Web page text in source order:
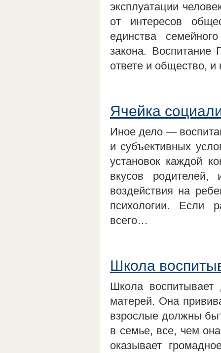
эксплуатации
от интересов
единства
закона. Воспитание
ответе и общество,
Ячейка
Иное дело —
и субъективных
установок каждой
вкусов родителей,
воздействия на
психологии. Если
всего…
Школа
Школа
матерей. Она
взрослые должны
в семье, все, чем
оказывает